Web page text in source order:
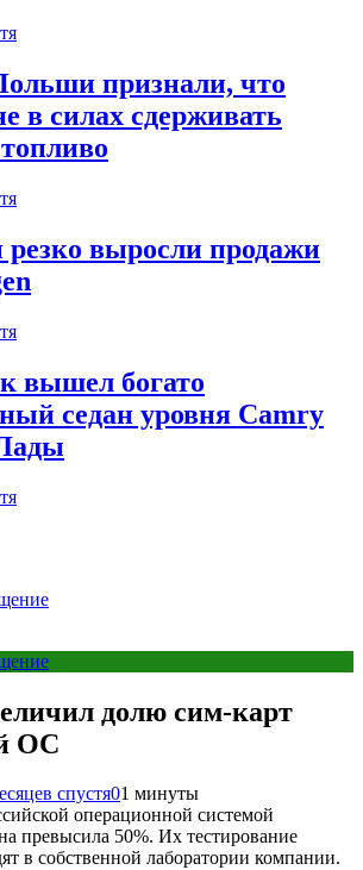
признали, что
в силах сдерживать
резко выросли продажи
вышел богато
седан уровня Camry
долю сим‑карт
ОС
спустя01 минуты
операционной системой
превысила 50%. Их тестирование
в собственной лаборатории компании.